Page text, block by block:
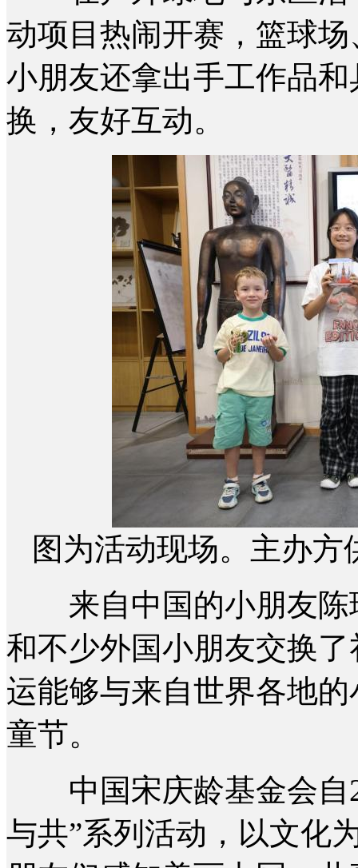
动项目热闹开赛，篮球
小朋友还拿出手工作品
换，友好互动。
图为活动现场。主办方
来自中国的小朋友陈
和不少外国小朋友交换
运能够与来自世界各地
童节。
中国宋庆龄基金会自
与共”系列活动，以文化